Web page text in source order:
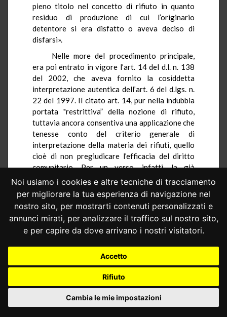
Noi usiamo i cookies e altre tecniche di tracciamento
per migliorare la tua esperienza di navigazione nel
nostro sito, per mostrarti contenuti personalizzati e
annunci mirati, per analizzare il traffico sul nostro sito,
e per capire da dove arrivano i nostri visitatori.
Accetto
Rifiuto
Cambia le mie impostazioni
pieno titolo nel concetto di rifiuto in quanto
residuo di produzione di cui l’originario
detentore si era disfatto o aveva deciso di
disfarsi».
Nelle more del procedimento principale,
era poi entrato in vigore l’art. 14 del d.l. n. 138
del 2002, che aveva fornito la cosiddetta
interpretazione autentica dell’art. 6 del d.lgs. n.
22 del 1997. Il citato art. 14, pur nella indubbia
portata "restrittiva” della nozione di rifiuto,
tuttavia ancora consentiva una applicazione che
tenesse conto del criterio generale di
interpretazione della materia dei rifiuti, quello
cioè di non pregiudicare l’efficacia del diritto
comunitario. Per un verso, infatti, la già
evidenziata notevole distanza temporale tra il
momento di produzione delle ceneri di pirite e
quello del loro impiego in un diverso ciclo
produttivo portava a ritenere che tale residuo
fosse stato sottoposto – tramite deposito al
suolo e copertura con strato di terreno
piantumato – ad «attività di smaltimento o di
recupero», e dunque rientrasse nella nozione di
rifiuto di cui al comma 1 del richiamato art. 14.
Per altro verso, il comma 2 del medesimo art. 14
richiedeva, ai fini della configurabilità del
sottoprodotto, che i materiali residuali di